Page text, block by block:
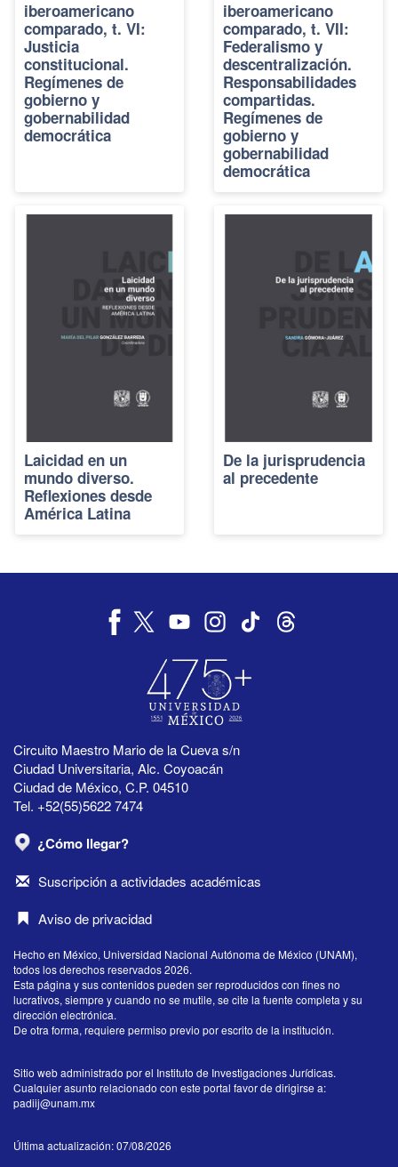
iberoamericano
comparado, t. VI:
Justicia
constitucional.
Regímenes de
gobierno y
gobernabilidad
democrática
iberoamericano
comparado, t. VII:
Federalismo y
descentralización.
Responsabilidades
compartidas.
Regímenes de
gobierno y
gobernabilidad
democrática
Laicidad en un
mundo diverso.
Reflexiones desde
América Latina
De la jurisprudencia
al precedente
Circuito Maestro Mario de la Cueva s/n
Ciudad Universitaria, Alc. Coyoacán
Ciudad de México, C.P. 04510
Tel. +52(55)5622 7474
¿Cómo llegar?
Suscripción a actividades académicas
Aviso de privacidad
Hecho en México, Universidad Nacional Autónoma de México (UNAM),
todos los derechos reservados 2026.
Esta página y sus contenidos pueden ser reproducidos con fines no
lucrativos, siempre y cuando no se mutile, se cite la fuente completa y su
dirección electrónica.
De otra forma, requiere permiso previo por escrito de la institución.
Sitio web administrado por el Instituto de Investigaciones Jurídicas.
Cualquier asunto relacionado con este portal favor de dirigirse a:
padiij@unam.mx
Última actualización: 07/08/2026